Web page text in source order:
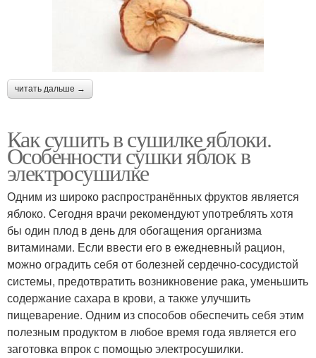
читать дальше →
Как сушить в сушилке яблоки.
Особенности сушки яблок в
электросушилке
Одним из широко распространённых фруктов является
яблоко. Сегодня врачи рекомендуют употреблять хотя
бы один плод в день для обогащения организма
витаминами. Если ввести его в ежедневный рацион,
можно оградить себя от болезней сердечно-сосудистой
системы, предотвратить возникновение рака, уменьшить
содержание сахара в крови, а также улучшить
пищеварение. Одним из способов обеспечить себя этим
полезным продуктом в любое время года является его
заготовка впрок с помощью электросушилки.